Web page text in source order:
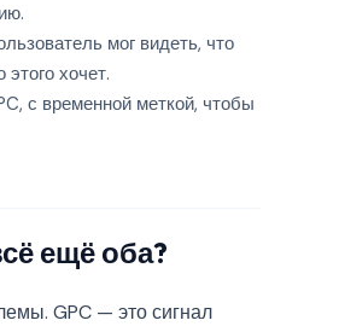
мог видеть, что
хочет.
с временной меткой, чтобы
ещё оба?
GPC — это сигнал